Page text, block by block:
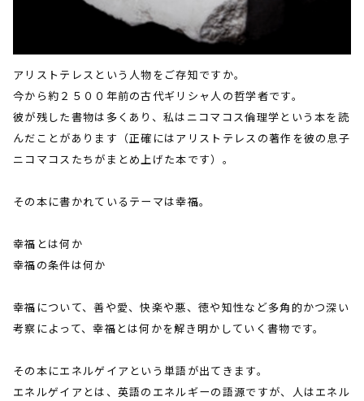
アリストテレスという人物をご存知ですか。
今から約２５００年前の古代ギリシャ人の哲学者です。
彼が残した書物は多くあり、私はニコマコス倫理学という本を読
んだことがあります（正確にはアリストテレスの著作を彼の息子
ニコマコスたちがまとめ上げた本です）。
その本に書かれているテーマは幸福。
幸福とは何か
幸福の条件は何か
幸福について、善や愛、快楽や悪、徳や知性など多角的かつ深い
考察によって、幸福とは何かを解き明かしていく書物です。
その本にエネルゲイアという単語が出てきます。
エネルゲイアとは、英語のエネルギーの語源ですが、人はエネル